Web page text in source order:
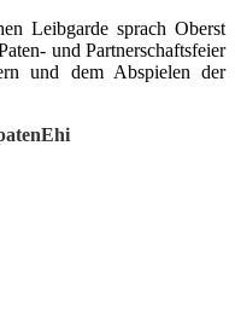
Leibgarde sprach Oberst
und Partnerschaftsfeier
und dem Abspielen der